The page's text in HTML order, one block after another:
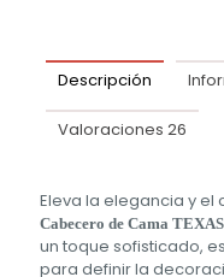
Descripción
Valoraciones 26
Eleva la elegancia y el
Cabecero de Cama TEXAS
un toque sofisticado,
para definir la